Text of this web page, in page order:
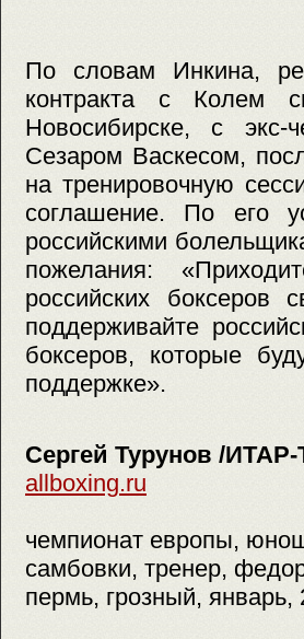
По словам Инкина,
контракта с Колем
Новосибирске, с экс-
Сезаром Васкесом,
на тренировочную
соглашение. По его
российскими
пожелания:
российских боксеров
поддерживайте
боксеров, которые
поддержке».
Сергей Турунов /
allboxing.ru
чемпионат европы,
самбовки, тренер,
пермь, грозный, январь,